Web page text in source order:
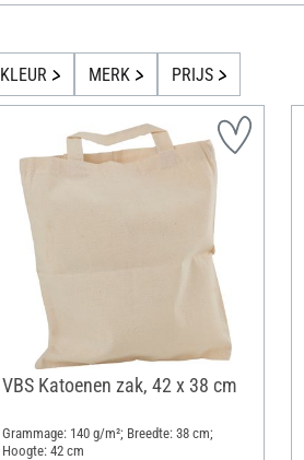
KLEUR MERK PRIJS
VBS Katoenen zak, 42 x 38 cm
Grammage: 140 g/m²; Breedte: 38 cm;
Hoogte: 42 cm